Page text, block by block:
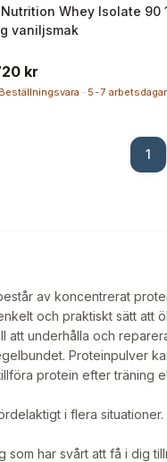
Whey Isolate 90
vaniljsmak
kr
· 5-7 arbetsdagar
1
av koncentrerat
och praktiskt sätt att
att underhålla och
Proteinpulver
protein efter träning
i flera
som har svårt att få i dig